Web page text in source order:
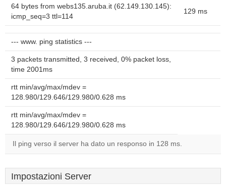
64 bytes from webs135.aruba.it (62.149.130.145):
icmp_seq=3 ttl=114
129 ms
--- www. ping statistics ---
3 packets transmitted, 3 received, 0% packet loss,
time 2001ms
rtt min/avg/max/mdev =
128.980/129.646/129.980/0.628 ms
rtt min/avg/max/mdev =
128.980/129.646/129.980/0.628 ms
Il ping verso il server ha dato un responso in 128 ms.
Impostazioni Server